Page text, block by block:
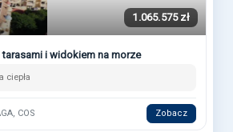
1.065.575 zł
i widokiem na morze
ciepła
COS Zobacz